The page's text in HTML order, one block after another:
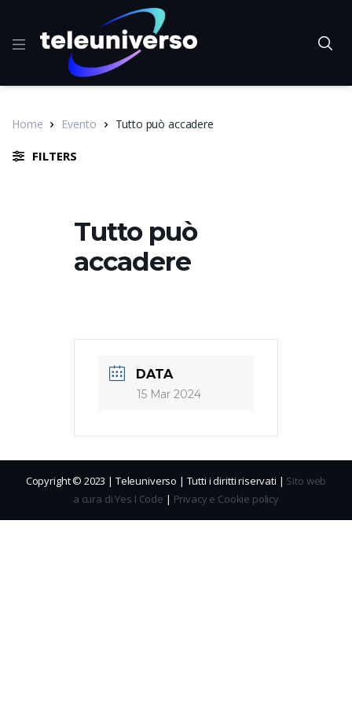
Home Evento Tutto può accadere
FILTERS
Tutto può
accadere
DATA
15 Mar 2024
Copyright © 2023 | Teleuniverso | Tutti i diritti riservati | Sito web
a cura di Yes I Code | Privacy e Cookie policy